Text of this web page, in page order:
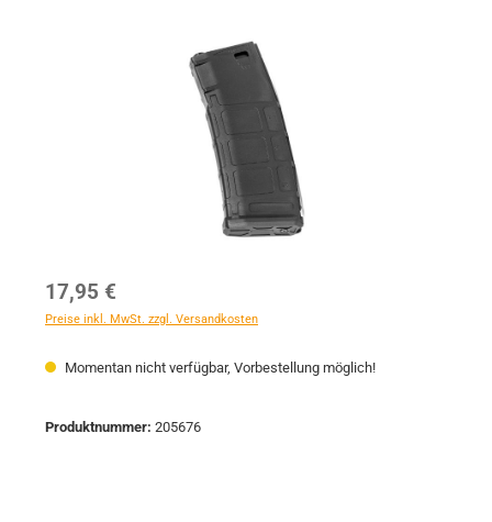
Regulärer Preis:
17,95 €
Preise inkl. MwSt. zzgl. Versandkosten
Momentan nicht verfügbar, Vorbestellung möglich!
Produktnummer: 205676